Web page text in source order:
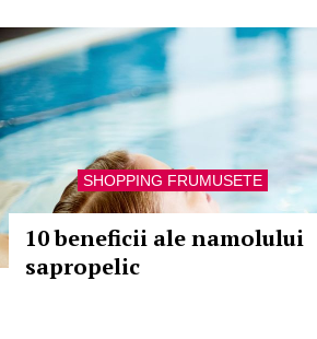
SHOPPING FRUMUSETE
10 beneficii ale namolului
sapropelic